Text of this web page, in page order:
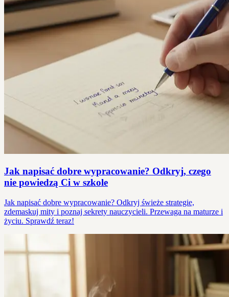
Jak napisać dobre wypracowanie? Odkryj, czego
nie powiedzą Ci w szkole
Jak napisać dobre wypracowanie? Odkryj świeże strategie,
zdemaskuj mity i poznaj sekrety nauczycieli. Przewaga na maturze i
życiu. Sprawdź teraz!